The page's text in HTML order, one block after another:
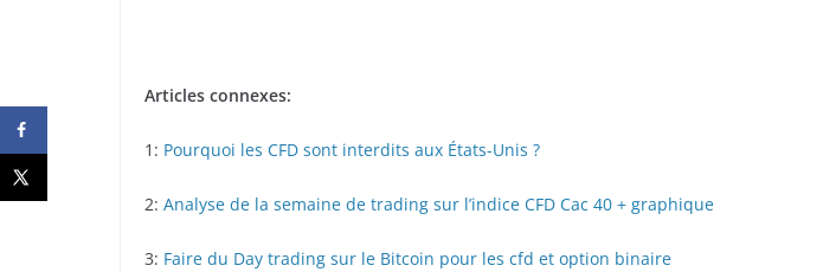
Articles connexes:
1: Pourquoi les CFD sont interdits aux États-Unis ?
2: Analyse de la semaine de trading sur l’indice CFD Cac 40 + graphique
3: Faire du Day trading sur le Bitcoin pour les cfd et option binaire